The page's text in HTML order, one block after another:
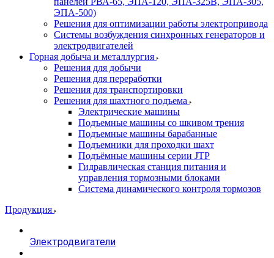
ЭПА-500)
Решения для оптимизации работы электропривода
Системы возбуждения синхронных генераторов и
электродвигателей
Горная добыча и металлургия
Решения для добычи
Решения для переработки
Решения для транспортировки
Решения для шахтного подъема
Электрические машины
Подъемные машины со шкивом трения
Подъемные машины барабанные
Подъемники для проходки шахт
Подъёмные машины серии JTP
Гидравлическая станция питания и
управления тормозными блоками
Система динамического контроля тормозов
Продукция
Электродвигатели